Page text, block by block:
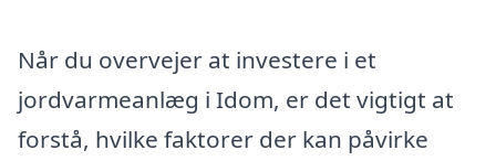
Når du overvejer at investere i et
jordvarmeanlæg i Idom, er det vigtigt at
forstå, hvilke faktorer der kan påvirke